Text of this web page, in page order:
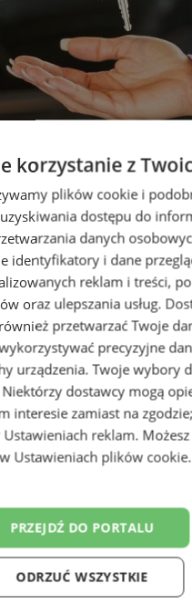
śląskich i
Was zaskoczą!
korzystanie z
plików cookie i
dostępu do
danych
identyfikatory i dane
reklam i treści,
oraz ulepszania usług.
przetwarzać Twoje
precyzyjne
urządzenia. Twoje wybory
dostawcy mogą
interesie zamiast na
Ustawieniach reklam.
Ustawieniach plików cookie
PRZEJDŹ DO PORTALU
ODRZUĆ WSZYSTKIE